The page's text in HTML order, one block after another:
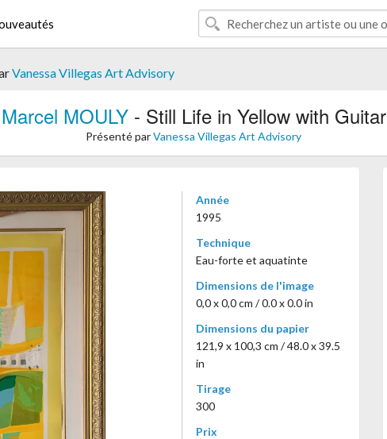
Vanessa Villegas Art Advisory
Marcel MOULY- Still Life in Yellow with Guitar
Présenté parVanessa Villegas Art Advisory
Année
1995
Technique
Eau-forte et aquatinte
Dimensions de l'image
0,0 x 0,0 cm / 0.0 x 0.0 in
Dimensions du papier
121,9 x 100,3 cm / 48.0 x 39.5
in
Tirage
300
Prix